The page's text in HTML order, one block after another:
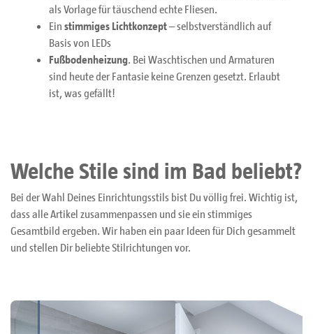
als Vorlage für täuschend echte Fliesen.
Ein stimmiges Lichtkonzept– selbstverständlich auf
Basis von LEDs
Fußbodenheizung. Bei Waschtischen und Armaturen
sind heute der Fantasie keine Grenzen gesetzt. Erlaubt
ist, was gefällt!
Welche Stile sind im Bad beliebt?
Bei der Wahl Deines Einrichtungsstils bist Du völlig frei. Wichtig ist,
dass alle Artikel zusammenpassen und sie ein stimmiges
Gesamtbild ergeben. Wir haben ein paar Ideen für Dich gesammelt
und stellen Dir beliebte Stilrichtungen vor.